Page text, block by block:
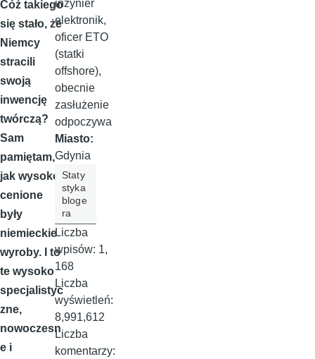
Cóż takiego
się stało, że
Niemcy
stracili
swoją
inwencję
twórczą?
Sam
pamiętam,
jak wysoko
cenione
były
niemieckie
wyroby. I to
te wysoko
specjalistyc
zne,
nowoczesn
e i
inżynier
elektronik,
oficer ETO
(statki
offshore),
obecnie
zasłużenie
odpoczywa
Miasto:
Gdynia
Staty
styka
bloge
ra
Liczba
wpisów: 1,
168
Liczba
wyświetleń:
8,991,612
Liczba
komentarzy: